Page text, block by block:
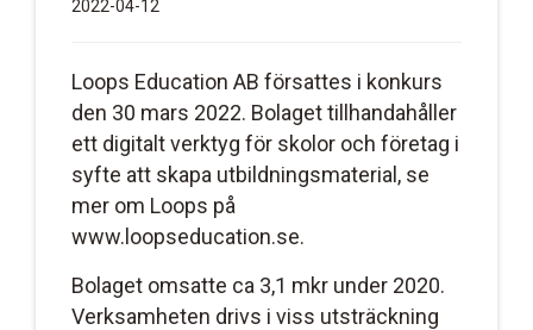
2022-04-12
Loops Education AB försattes i konkurs
den 30 mars 2022. Bolaget tillhandahåller
ett digitalt verktyg för skolor och företag i
syfte att skapa utbildningsmaterial, se
mer om Loops på
www.loopseducation.se.
Bolaget omsatte ca 3,1 mkr under 2020.
Verksamheten drivs i viss utsträckning